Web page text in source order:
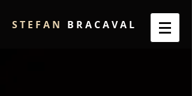
S T E F A N B R A C A V A L